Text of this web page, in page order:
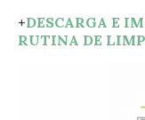
+DESCARGA E
RUTINA DE